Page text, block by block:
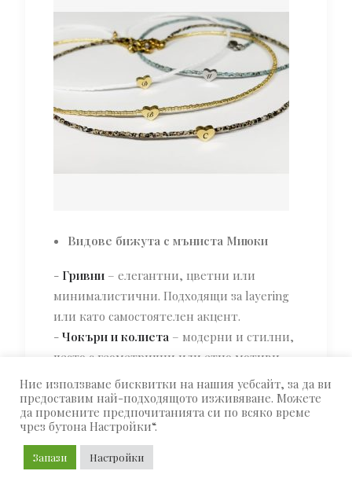
Видове бижута с мъниста Миюки
- Гривни – елегантни, цветни или
минималистични. Подходящи за layering
или като самостоятелен акцент.
- Чокъри и колиета – модерни и стилни,
често с геометрични или етно мотиви.
– леки и артистични, от
класически форми до нестандартни и
уникални модели.
-
Пръстени и аксесоари за коса
тези, които обичат детайла във
Ние използваме бисквитки на нашия уебсайт, за да ви
предоставим най-подходящото изживяване. Можете
да промените предпочитанията си по всяко време
чрез бутона Настройки“.
Запази Настройки